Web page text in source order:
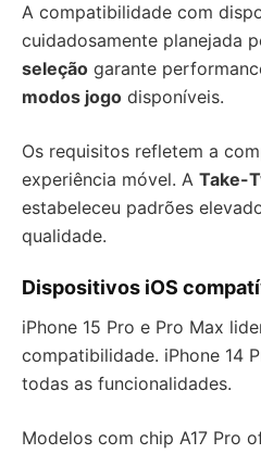
A compatibilidade com
cuidadosamente planejada
seleção garante
modos jogo disponíveis.
Os requisitos refletem a
experiência móvel. A Take-
estabeleceu padrões
qualidade.
Dispositivos iOS
iPhone 15 Pro e Pro Max
compatibilidade. iPhone 14
todas as funcionalidades.
Modelos com chip A17 Pro